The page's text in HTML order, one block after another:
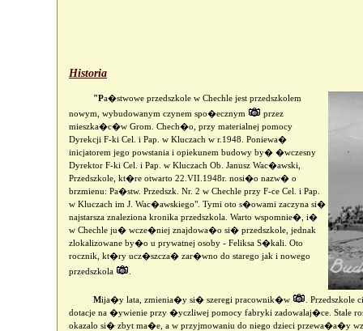
Historia
"Pa�stwowe przedszkole w Chechle jest przedszkolem
nowym, wybudowanym czynem spo�ecznym
przez
mieszka�c�w Grom. Chech�o, przy materialnej pomocy
Dyrekcji F-ki Cel. i Pap. w Kluczach w r.1948. Poniewa�
inicjatorem jego powstania i opiekunem budowy by� �wczesny
Dyrektor F-ki Cel. i Pap. w Kluczach Ob. Janusz Wac�awski,
Przedszkole, kt�re otwarto 22.VII.1948r. nosi�o nazw� o
brzmienu: Pa�stw. Przedszk. Nr. 2 w Chechle przy F-ce Cel. i Pap.
w Kluczach im J. Wac�awskiego". Tymi oto s�owami zaczyna si�
najstarsza znaleziona kronika przedszkola. Warto wspomnie�, i�
w Chechle ju� wcze�niej znajdowa�o si� przedszkole, jednak
zlokalizowane by�o u prywatnej osoby - Feliksa S�kali. Oto
rocznik, kt�ry ucz�szcza� zar�wno do starego jak i nowego
przedszkola
Mija�y lata, zmienia�y si� szeregi pracownik�w
.
dotacje na �ywienie przy �yczliwej pomocy fabryki zadowalaj�ce. Stale
okazalo si� zbyt ma�e, a w przyjmowaniu do niego dzieci przewa�a�y